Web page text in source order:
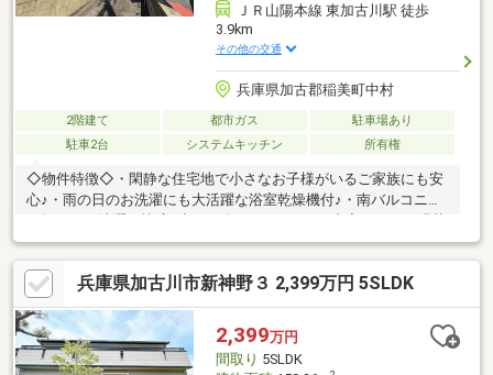
ＪＲ山陽本線 東加古川駅 徒歩
3.9km
その他の交通
兵庫県加古郡稲美町中村
2階建て 都市ガス
駐車場あり
駐車2台
システムキッチン 所有権
◇物件特徴◇・閑静な住宅地で小さなお子様がいるご家族にも安
心♪・雨の日のお洗濯にも大活躍な浴室乾燥機付♪・南バルコニー
え・畳表替え◇周辺環境◇・エーコープフーディーズいなみ店ま
で徒歩約12分・セブンイレブン稲美国岡店店まで徒歩約15分住宅
ローンや不動産のことなら、どのようなことでもお気軽にご相談
ください。私たちセンチュリー21は不動産のプロフェッショナル
として、お客様のご要望にお応えします！！
兵庫県加古川市新神野３ 2,399万円 5SLDK
2,399万円
間取り 5SLDK